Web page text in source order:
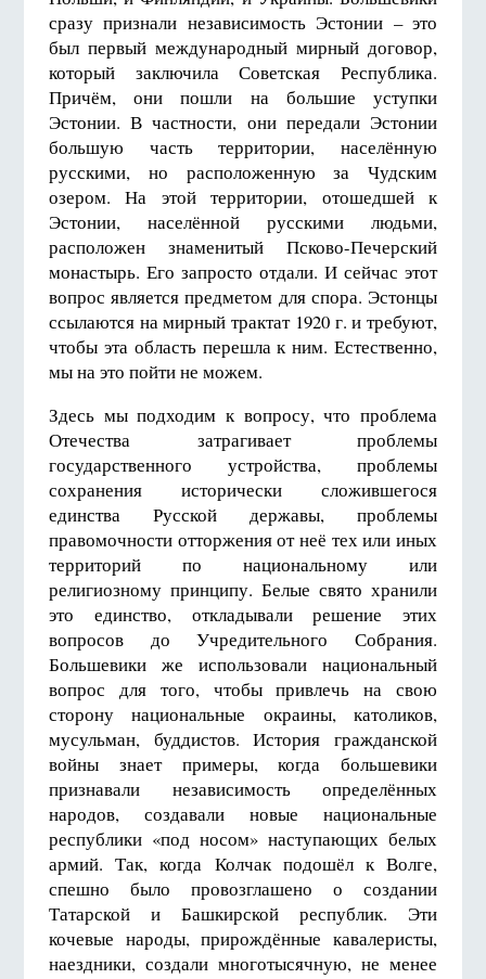
сразу признали независимость Эстонии – это
был первый международный мирный договор,
который заключила Советская Республика.
Причём, они пошли на большие уступки
Эстонии. В частности, они передали Эстонии
большую часть территории, населённую
русскими, но расположеннyю за Чудским
озером. На этой территории, отошедшей к
Эстонии, населённой русскими людьми,
расположен знаменитый Псково-Печерский
монастырь. Его запросто отдали. И сейчас этот
вопрос является предметом для спора. Эстонцы
ссылаются на мирный трактат 1920 г. и требуют,
чтобы эта область перешла к ним. Естественно,
мы на это пойти не можем.
Здесь мы подходим к вопросу, что проблема
Отечества затрагивает проблемы
государственного устройства, проблемы
сохранения исторически сложившегося
единства Русской державы, проблемы
правомочности отторжения от неё тех или иных
территорий по национальному или
религиозному принципу. Белые свято хранили
это единство, откладывали решение этих
вопросов до Учредительного Собрания.
Большевики же использовали национальный
вопрос для того, чтобы привлечь на свою
сторону национальные окраины, католиков,
мусульман, буддистов. История гражданской
войны знает примеры, когда большевики
признавали независимость определённых
народов, создавали новые национальные
республики «под носом» наступающих белых
армий. Так, когда Колчак подошёл к Волге,
спешно было провозглашено о создании
Татарской и Башкирской республик. Эти
кочевые народы, прирождённые кавалеристы,
наездники, создали многотысячную, не менее